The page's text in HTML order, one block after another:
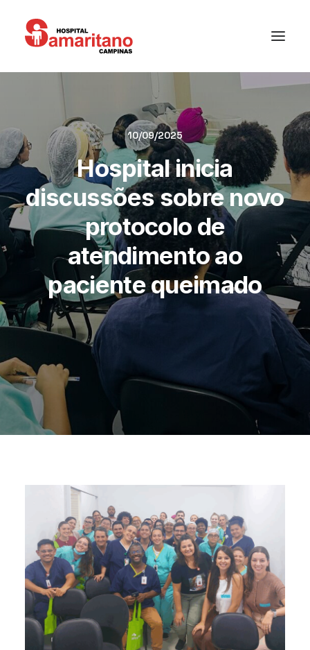
10/09/2025
Hospital inicia
discussões sobre novo
protocolo de
atendimento ao
paciente queimado